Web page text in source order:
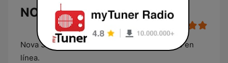
NOVA 320 en vivo
Nova 320, el soundtrack de tu vida… siempre en
línea.